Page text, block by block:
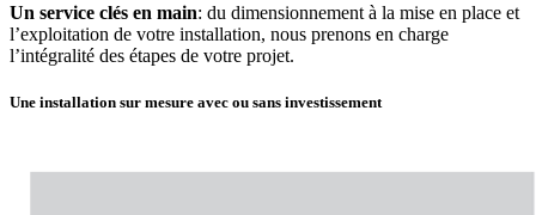
Un service clés en main: du dimensionnement à la mise en place et
l’exploitation de votre installation, nous prenons en charge
l’intégralité des étapes de votre projet.
Une installation sur mesure avec ou sans investissement